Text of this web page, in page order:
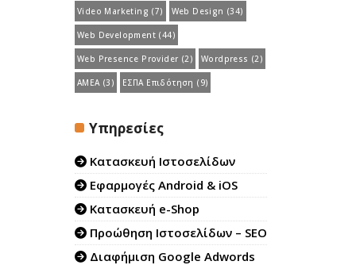
Video Marketing (7) Web Design (34)
Web Development (44)
Web Presence Provider (2) Wordpress (2)
ΑΜΕΑ (3) ΕΣΠΑ Επιδότηση (9)
Υπηρεσίες
Κατασκευή Ιστοσελίδων
Εφαρμογές Android & iOS
Κατασκευή e-Shop
Προώθηση Ιστοσελίδων – SEO
Διαφήμιση Google Adwords